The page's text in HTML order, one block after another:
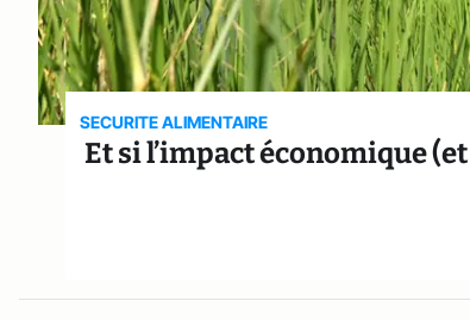
SECURITE ALIMENTAIRE
Et si l’impact économique